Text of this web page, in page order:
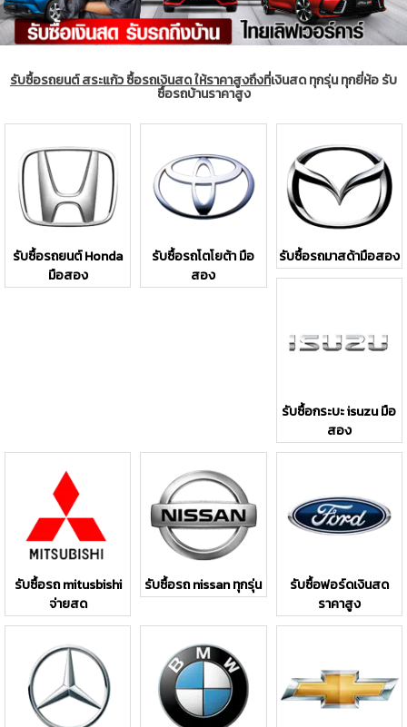
รับซื้อรถยนต์ สระแก้ว ซื้อรถเงินสด ให้ราคาสูงถึงที่เงินสด ทุกรุ่น ทุกยี่ห้อ รับ
ซื้อรถบ้านราคาสูง
รับซื้อรถยนต์ Honda
มือสอง
รับซื้อรถโตโยต้า มือ
สอง
รับซื้อรถมาสด้ามือสอง
รับซื้อกระบะ isuzu มือ
สอง
รับซื้อรถ mitusbishi
จ่ายสด
รับซื้อรถ nissan ทุกรุ่น
รับซื้อฟอร์ดเงินสด
ราคาสูง